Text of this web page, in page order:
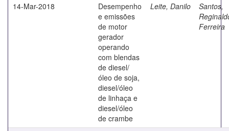
14-Mar-2018
Desempenho
e emissões
de motor
gerador
operando
com blendas
de diesel/
óleo de soja,
diesel/óleo
de linhaça e
diesel/óleo
de crambe
Leite, Danilo
Santos,
Ferreira